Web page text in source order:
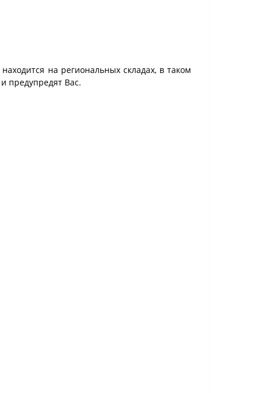
на региональных складах, в таком
предупредят Вас.